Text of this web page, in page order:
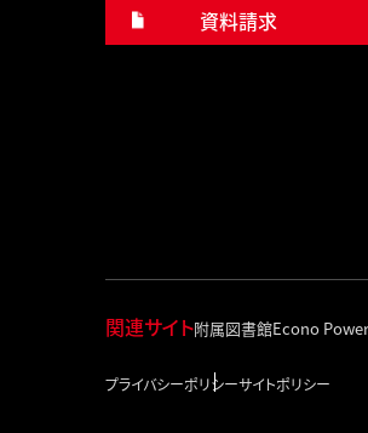
資料請求
関連サイト附属図書館Econo
プライバシーポリシーサイトポリシー